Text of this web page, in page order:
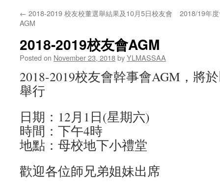
← 2018-2019 校友校董選舉結果及10月5日校友會
AGM
2018/19年
2018-2019校友會AGM
Posted on November 23, 2018byYLMASSAA
2018-2019校友會幹事會AGM，將
舉行
日期：12月1日(星期六)
時間：下午4時
地點：母校地下小禮堂
歡迎各位師兄弟姐妹出席